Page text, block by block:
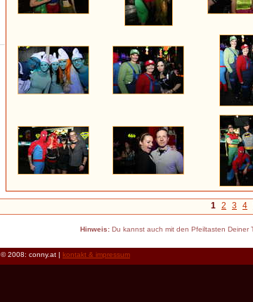
1 2 3 4
Hinweis:Du kannst auch mit den Pfeiltasten Deiner
© 2008: conny.at | kontakt & impressum